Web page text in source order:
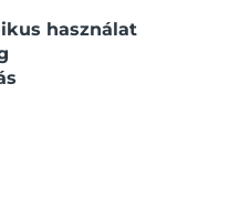
használat